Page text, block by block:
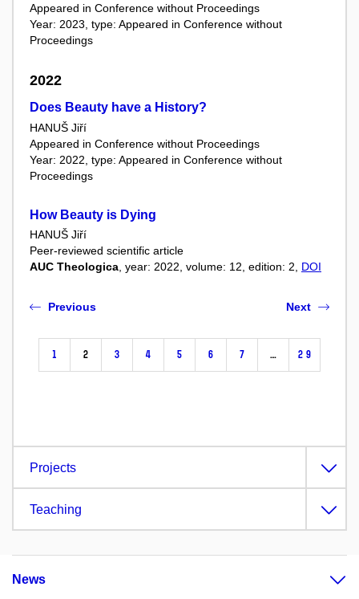
Appeared in Conference without Proceedings
Year: 2023, type: Appeared in Conference without
Proceedings
2022
Does Beauty have a History?
HANUŠ Jiří
Appeared in Conference without Proceedings
Year: 2022, type: Appeared in Conference without
Proceedings
How Beauty is Dying
HANUŠ Jiří
Peer-reviewed scientific article
AUC Theologica , year: 2022, volume: 12, edition: 2, DOI
Previous
1 2 3 4 5 6 7 … 29
Next
Projects
Teaching
News